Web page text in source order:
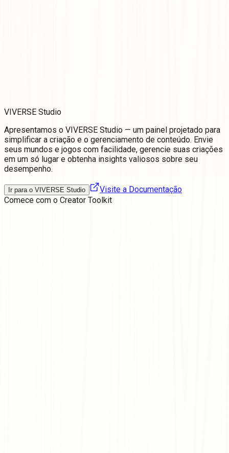
VIVERSE Studio
Apresentamos o VIVERSE Studio — um painel projetado para
simplificar a criação e o gerenciamento de conteúdo. Envie
seus mundos e jogos com facilidade, gerencie suas criações
em um só lugar e obtenha insights valiosos sobre seu
desempenho.
Ir para o VIVERSE Studio
Visite a Documentação
Comece com o Creator Toolkit